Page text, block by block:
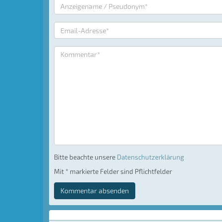
Bitte beachte unsere Datenschutzerklärung
Mit * markierte Felder sind Pflichtfelder
Kommentar absenden